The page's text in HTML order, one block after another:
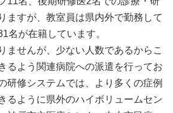
ますが、教室員は県内外で勤務して
名が在籍しています。
ませんが、少ない人数であるからこ
るよう関連病院への派遣を行ってお
研修システムでは、より多くの症例
るように県外のハイボリュームセン